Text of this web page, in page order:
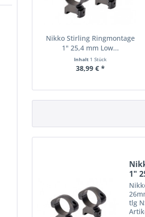
Nikko Stirling Ringmontage
1" 25,4 mm Low...
Inhalt 1 Stück
38,99 € *
1"
tlg